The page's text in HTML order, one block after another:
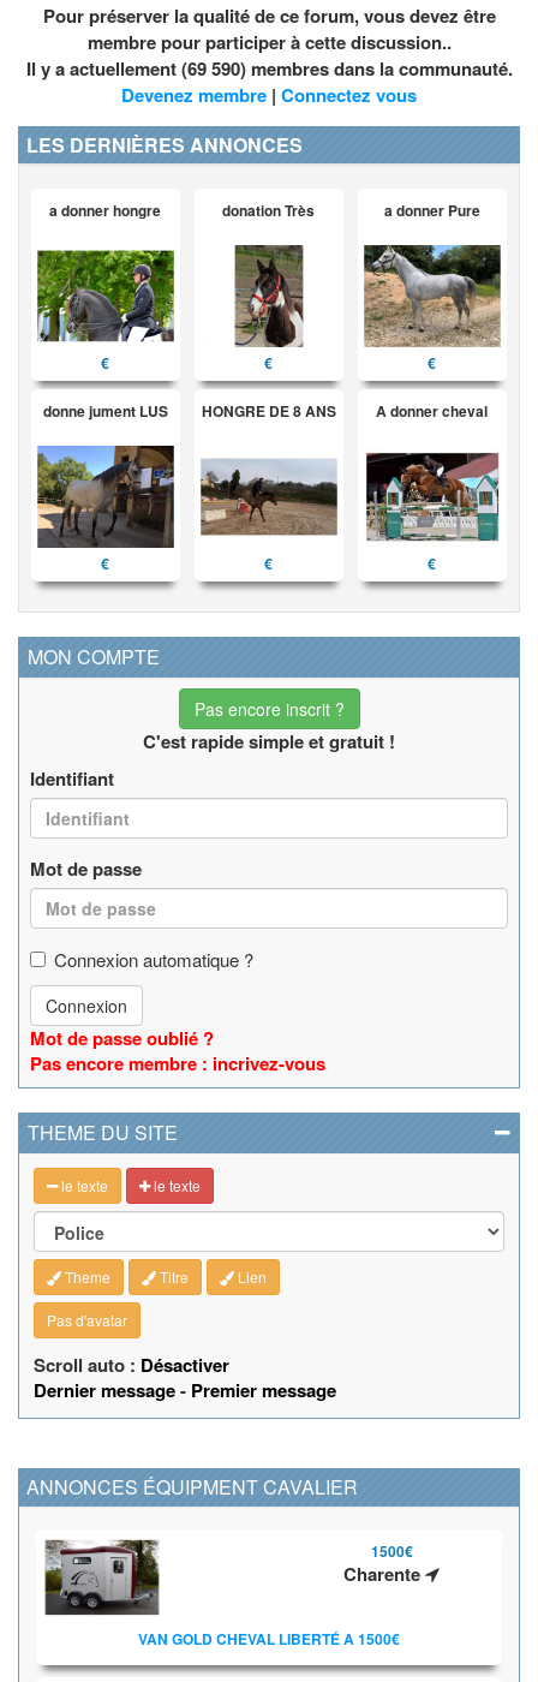
Pour préserver la qualité de ce forum, vous devez être
membre pour participer à cette discussion..
Il y a actuellement (69 590) membres dans la communauté.
Devenez membre | Connectez vous
LES DERNIÈRES ANNONCES
a donner hongre
€
donation Très
€
a donner Pure
€
donne jument LUS
€
HONGRE DE 8 ANS
€
A donner cheval
€
MON COMPTE
Pas encore inscrit ?
C'est rapide simple et gratuit !
Identifiant
Mot de passe
Connexion automatique ?
Connexion
Mot de passe oublié ?
Pas encore membre : incrivez-vous
THEME DU SITE
le texte le texte
Theme Titre Lien
Pas d'avatar
Scroll auto : Désactiver
Dernier message- Premier message
ANNONCES ÉQUIPMENT CAVALIER
1500€
Charente
VAN GOLD CHEVAL LIBERTÉ A 1500€